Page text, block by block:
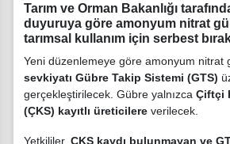
Tarım ve Orman Bakanlığı
duyuruya göre amonyum nitrat
tarımsal kullanım için serbest
Yeni düzenlemeye göre amonyum nitrat
sevkiyatı Gübre Takip Sistemi (GTS)
gerçekleştirilecek. Gübre yalnızca Çiftçi
(ÇKS) kayıtlı üreticilere verilecek.
Yetkililer, ÇKS kaydı bulunmayan ve